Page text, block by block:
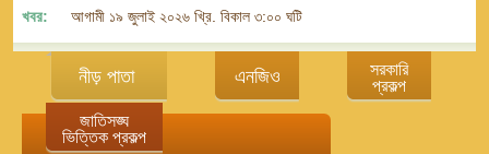
খবর: আগামী ১৯ জুলাই ২০২৬ খ্রি. বিকাল ৩:০০ ঘটিকায় জেলা এনজিও বিষয়ক সমন্বয়
নীড় পাতা এনজিও
সরকারি
প্রকল্প
জাতিসঙ্ঘ
ভিত্তিক প্রকল্প